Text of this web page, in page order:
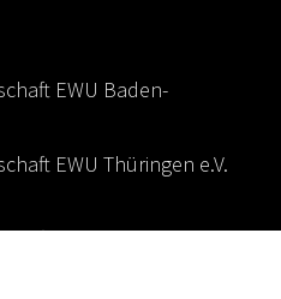
EWU Baden-
EWU Thüringen e.V.
EWU Sachsen e.V. 2026